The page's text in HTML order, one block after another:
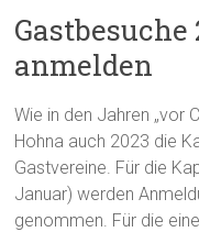
Gastbesuche
anmelden
Wie in den Jahren „vor
Hohna auch 2023 die
Gastvereine. Für die
Januar) werden
genommen. Für die